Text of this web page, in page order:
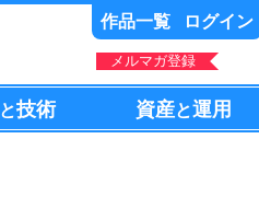
作品一覧 ログイン
メルマガ登録
と技術 資産と運用